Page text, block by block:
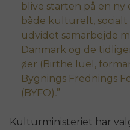
blive starten på en ny
både kulturelt, socialt
udvidet samarbejde
Danmark og de
øer (Birthe Iuel,
Bygnings Frednings
(BYFO).
Kulturministeriet har